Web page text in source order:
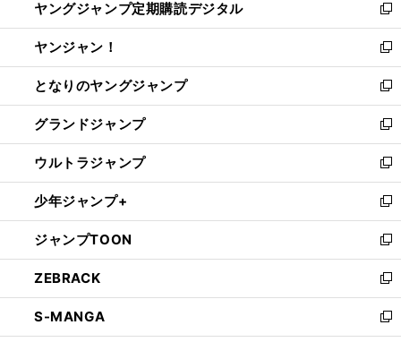
く
で
開
く
ド
ウ
で
開
く
い
ウ
ィ
ン
ド
ウ
で
開
く
ヤングジャンプ定期購読デジタル
新
し
い
ウ
ィ
ン
ド
ウ
で
開
く
ヤンジャン！
新
し
い
ウ
ィ
ン
ド
ウ
で
開
く
となりのヤングジャンプ
新
し
い
ウ
ィ
ン
ド
ウ
で
開
く
グランドジャンプ
新
し
い
ウ
ィ
ン
ド
ウ
で
開
く
ウルトラジャンプ
新
し
い
ウ
ィ
ン
ド
ウ
で
開
少年ジャンプ+
新
し
い
ウ
ィ
ン
ド
ウ
ジャンプTOON
新
し
い
ウ
ィ
ン
ZEBRACK
新
し
い
ウ
S-MANGA
新